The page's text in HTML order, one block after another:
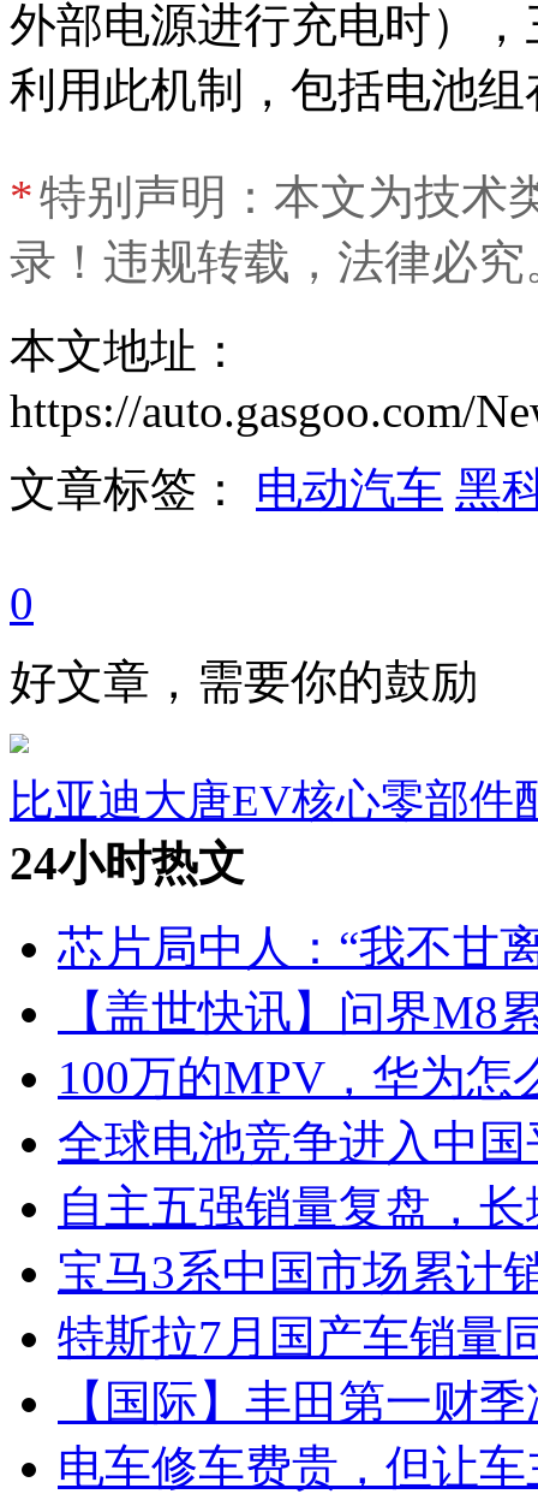
外部电源进行充电时）
利用此机制，包括电池
*特别声明：本文为技术
录！违规转载，法律必究
本文地址：
https://auto.gasgoo.com/
文章标签： 电动汽车 黑
0
好文章，需要你的鼓励
比亚迪大唐EV核心零部件
24小时热文
芯片局中人：“我不甘
【盖世快讯】问界M8
100万的MPV，华为怎
全球电池竞争进入中
自主五强销量复盘，
宝马3系中国市场累计
特斯拉7月国产车销量
【国际】丰田第一财
电车修车费贵，但让